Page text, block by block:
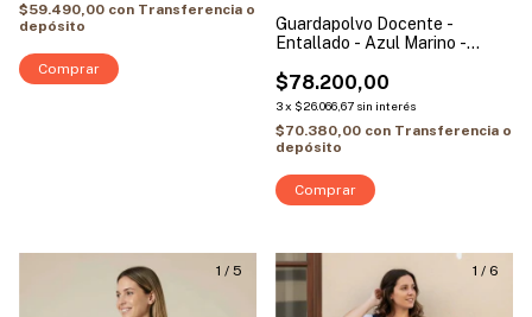
$59.490,00 con Transferencia o
depósito
Comprar
Guardapolvo Docente -
Entallado - Azul Marino -
Floral
$78.200,00
3x $26.066,67 sin interés
$70.380,00 con Transferencia o
depósito
Comprar
1 / 5 1 / 6